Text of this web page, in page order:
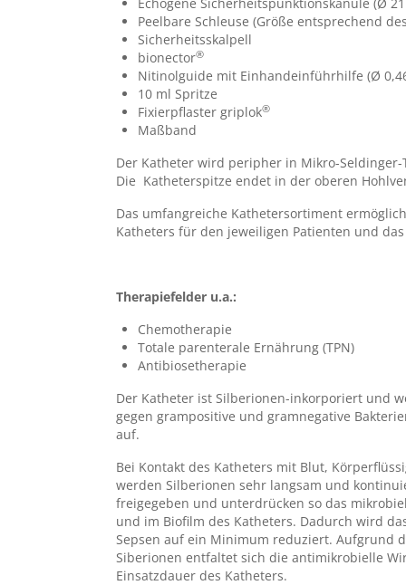
1.75
2
Peelbare Schleuse (Größe entsprechend
Sicherheitsskalpell
bionector®
Nitinolguide mit Einhandeinführhilfe (Ø
10 ml Spritze
Fixierpflaster griplok®
Maßband
Der Katheter wird peripher in Mikro-
Die Katheterspitze endet in der oberen
Das umfangreiche Kathetersortiment
Katheters für den jeweiligen Patienten und
Therapiefelder u.a.:
Chemotherapie
Totale parenterale Ernährung (TPN)
Antibiosetherapie
Der Katheter ist Silberionen-inkorporiert und
gegen grampositive und gramnegative
auf.
Bei Kontakt des Katheters mit Blut,
werden Silberionen sehr langsam und
freigegeben und unterdrücken so das
und im Biofilm des Katheters. Dadurch wird
Sepsen auf ein Minimum reduziert. Aufgrund
Siberionen entfaltet sich die antimikrobielle
Einsatzdauer des Katheters.